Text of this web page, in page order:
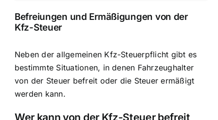
Befreiungen und Ermäßigungen von der
Kfz-Steuer
Neben der allgemeinen Kfz-Steuerpflicht gibt es
bestimmte Situationen, in denen Fahrzeughalter
von der Steuer befreit oder die Steuer ermäßigt
werden kann.
Wer kann von der Kfz-Steuer befreit